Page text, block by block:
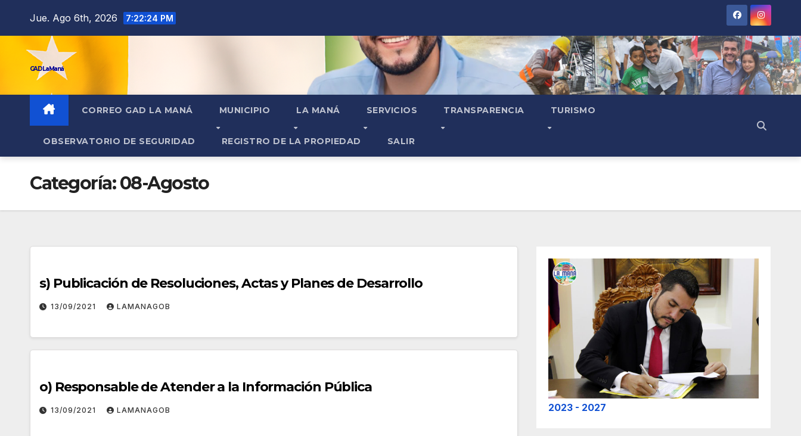
Jue. Ago 6th, 2026 7:22:24 PM
GAD La Maná
CORREO GAD LA MANÁ MUNICIPIO LA MANÁ SERVICIOS TRANSPARENCIA TURISMO
OBSERVATORIO DE SEGURIDAD REGISTRO DE LA PROPIEDAD SALIR
Categoría:08-Agosto
s) Publicación de Resoluciones, Actas y Planes de Desarrollo
13/09/2021 LAMANAGOB
o) Responsable de Atender a la Información Pública
13/09/2021 LAMANAGOB 2023 - 2027